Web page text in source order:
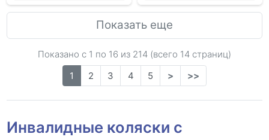
Показать еще
Показано с 1 по 16 из 214 (всего 14 страниц)
1
2 3 4 5 > >>
Инвалидные коляски с